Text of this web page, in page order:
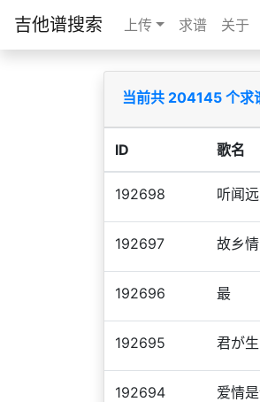
吉他谱搜索 上传 求谱 关于
当前共 204145 个求
ID 歌名
192698 听闻
192697 故乡情
192696 最
192695 君が
192694 爱情